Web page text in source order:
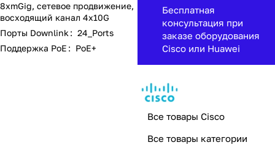
8xmGig, сетевое продвижение,
восходящий канал 4x10G
Порты Downlink: 24_Ports
Поддержка PoE: PoE+
Бесплатная
консультация при
заказе оборудования
Cisco или Huawei
Все товары Cisco
Все товары категории